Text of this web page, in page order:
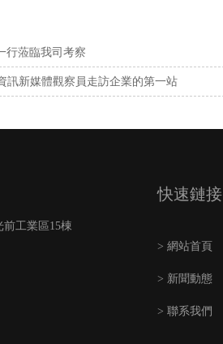
行蒞臨我司考察
訊新媒體觀察員走訪企業的第一站
工業區15棟
快速鏈接
> 網站首頁
> 新聞動態
> 聯系我們